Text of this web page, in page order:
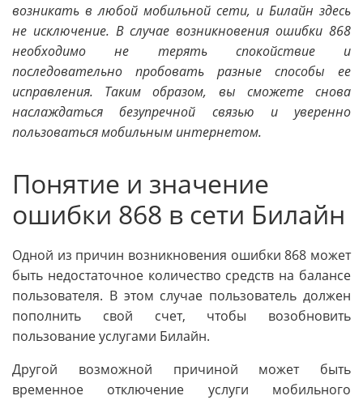
возникать в любой мобильной сети, и Билайн здесь
не исключение. В случае возникновения ошибки 868
необходимо не терять спокойствие и
последовательно пробовать разные способы ее
исправления. Таким образом, вы сможете снова
наслаждаться безупречной связью и уверенно
пользоваться мобильным интернетом.
Понятие и значение
ошибки 868 в сети Билайн
Одной из причин возникновения ошибки 868 может
быть недостаточное количество средств на балансе
пользователя. В этом случае пользователь должен
пополнить свой счет, чтобы возобновить
пользование услугами Билайн.
Другой возможной причиной может быть
временное отключение услуги мобильного